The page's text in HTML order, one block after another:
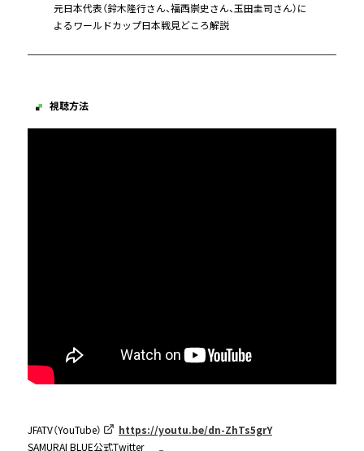
元日本代表（鈴木隆行さん、福西崇史さん、玉田圭司さん）に
よるワールドカップ日本戦見どころ解説
視聴方法
JFATV（YouTube）
https://youtu.be/dn-ZhTs5grY
SAMURAI BLUE公式Twitter